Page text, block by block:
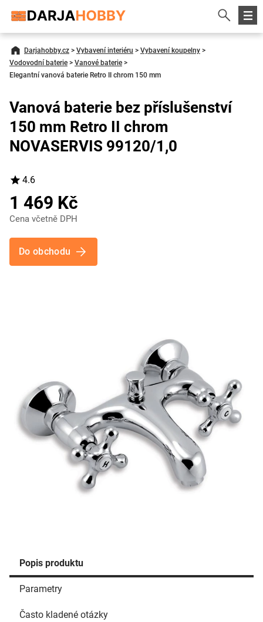
Darjahobby.cz > Vybavení interiéru > Vybavení koupelny >
Vodovodní baterie > Vanové baterie >
Elegantní vanová baterie Retro II chrom 150 mm
Popis produktu
Parametry
Často kladené otázky
Vanová baterie bez příslušenství
150 mm Retro II chrom
NOVASERVIS 99120/1,0
4.6
1 469 Kč
Cena včetně DPH
Do obchodu